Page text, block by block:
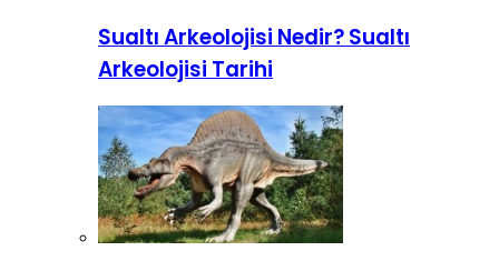
Sualtı Arkeolojisi Nedir? Sualtı
Arkeolojisi Tarihi